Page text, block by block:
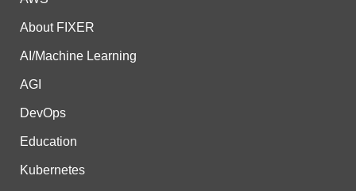
About FIXER
AI/Machine Learning
AGI
DevOps
Education
Kubernetes